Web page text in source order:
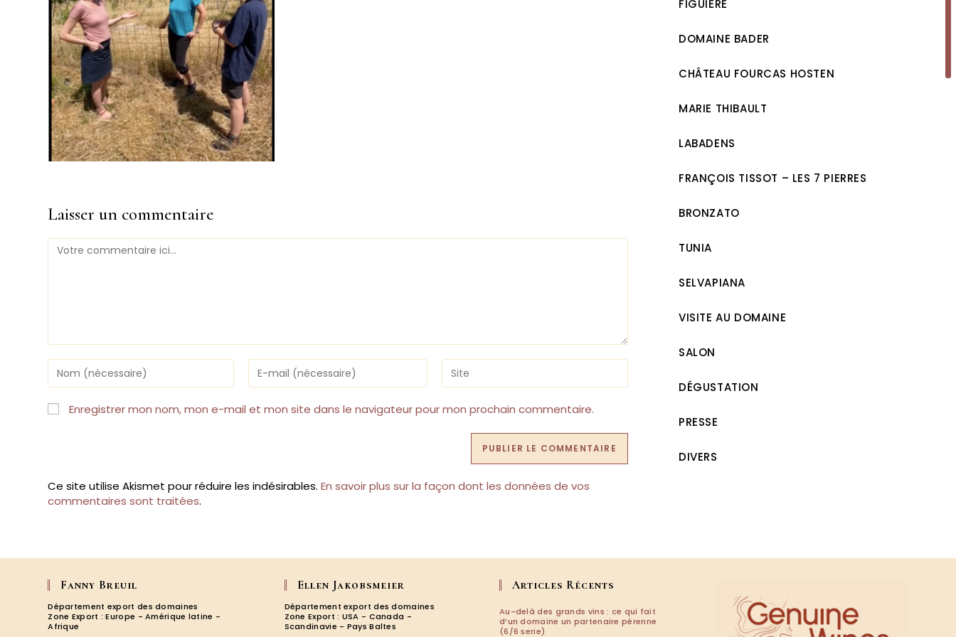
Laisser un commentaire
Comment
Enter
your
name
or
username
Enter
your
email
address
Saisir
l’URL
de
votre
(facultatif)
Enregistrer mon nom, mon e-mail et mon site dans le navigateur pour mon prochain commentaire.
Ce site utilise Akismet pour réduire les indésirables.En savoir plus sur la façon dont les données de vos
commentaires sont traitées.
FIGUIÈRE
DOMAINE BADER
CHÂTEAU FOURCAS HOSTEN
MARIE THIBAULT
LABADENS
FRANÇOIS TISSOT – LES 7 PIERRES
BRONZATO
TUNIA
SELVAPIANA
VISITE AU DOMAINE
SALON
DÉGUSTATION
PRESSE
DIVERS
Fanny Breuil
Département export des domaines
Zone Export : Europe - Amérique latine -
Afrique
Ellen Jakobsmeier
Département export des domaines
Zone Export : USA - Canada -
Scandinavie - Pays Baltes
Articles Récents
Au-delà des grands vins : ce qui fait
d’un domaine un partenaire pérenne
(6/6 serie)